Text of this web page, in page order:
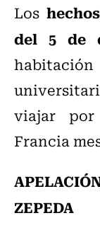
Los
del 5 de
viajar
Francia
ZEPEDA